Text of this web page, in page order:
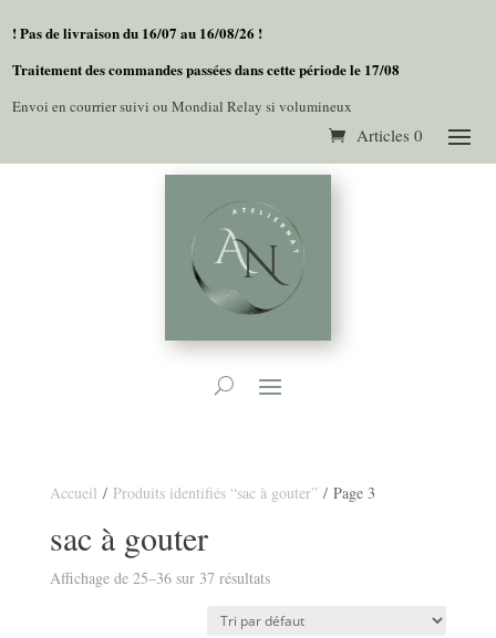
! Pas de livraison du 16/07 au 16/08/26 !
Traitement des commandes passées dans cette période le 17/08
Envoi en courrier suivi ou Mondial Relay si volumineux
Articles 0
Accueil / Produits identifiés “sac à gouter”/ Page 3
sac à gouter
Affichage de 25–36 sur 37 résultats